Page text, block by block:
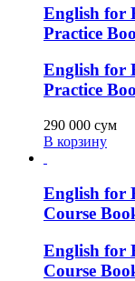
English for
Practice
English for
Practice
290 000 сум
В корзину
English for
Course
English for
Course